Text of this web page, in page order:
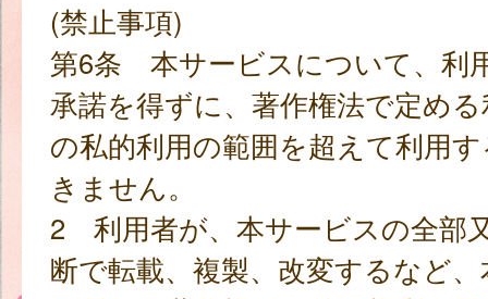
(禁止事項)
第6条 本サービスについて、利
承諾を得ずに、著作権法で定め
の私的利用の範囲を超えて利用
きません。
2 利用者が、本サービスの全部
断で転載、複製、改変するなど